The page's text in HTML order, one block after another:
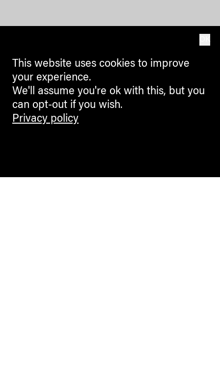
This website uses cookies to improve
your experience.
We'll assume you're ok with this, but you
can opt-out if you wish.
Privacy policy